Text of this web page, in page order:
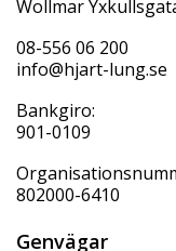
Wollmar
08-556 06 200
info@hjart-lung.se
Bankgiro:
901-0109
802000-6410
Genvägar